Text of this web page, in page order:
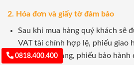
2. Hóa đơn và giấy tờ đảm bảo
Sau khi mua hàng quý khách sẽ
VAT tài chính hợp lệ, phiếu giao
phiếu giao hàng, phiếu bảo hành
0818.400.400